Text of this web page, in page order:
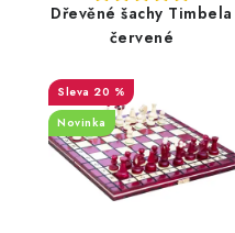
Dřevěné šachy Timbela
červené
20 %
Novinka